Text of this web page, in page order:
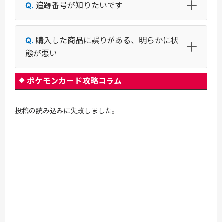
追跡番号が知りたいです
購入した商品に誤りがある、明らかに状
態が悪い
ポケモンカード攻略コラム
投稿の読み込みに失敗しました。